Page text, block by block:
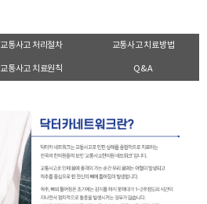
교통사고 처리절차 교통사고 치료방법
교통사고 치료원칙 Q&A